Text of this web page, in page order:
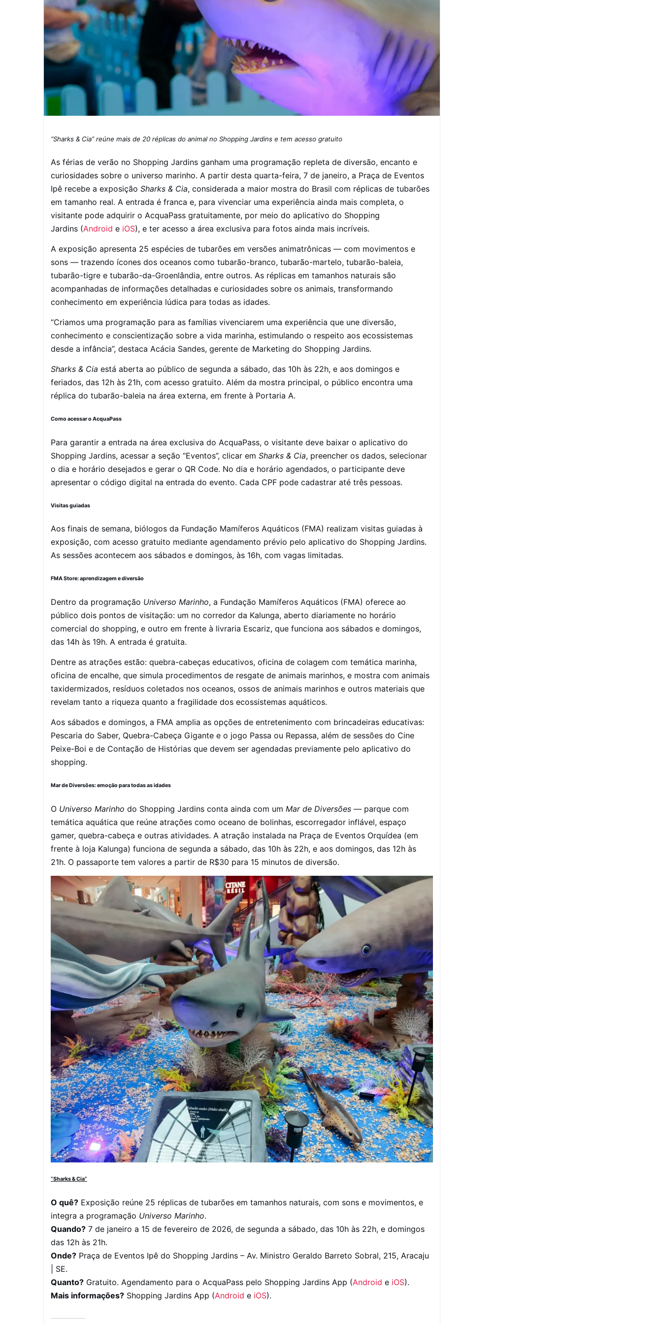
“Sharks & Cia” reúne mais de 20 réplicas do animal no Shopping Jardins e tem acesso gratuito
As férias de verão no Shopping Jardins ganham uma programação repleta de diversão, encanto e
curiosidades sobre o universo marinho. A partir desta quarta-feira, 7 de janeiro, a Praça de Eventos
Ipê recebe a exposição Sharks & Cia, considerada a maior mostra do Brasil com réplicas de tubarões
em tamanho real. A entrada é franca e, para vivenciar uma experiência ainda mais completa, o
visitante pode adquirir o AcquaPass gratuitamente, por meio do aplicativo do Shopping
Jardins (Android e iOS), e ter acesso a área exclusiva para fotos ainda mais incríveis.
A exposição apresenta 25 espécies de tubarões em versões animatrônicas — com movimentos e
sons — trazendo ícones dos oceanos como tubarão-branco, tubarão-martelo, tubarão-baleia,
tubarão-tigre e tubarão-da-Groenlândia, entre outros. As réplicas em tamanhos naturais são
acompanhadas de informações detalhadas e curiosidades sobre os animais, transformando
conhecimento em experiência lúdica para todas as idades.
“Criamos uma programação para as famílias vivenciarem uma experiência que une diversão,
conhecimento e conscientização sobre a vida marinha, estimulando o respeito aos ecossistemas
desde a infância”, destaca Acácia Sandes, gerente de Marketing do Shopping Jardins.
Sharks & Cia está aberta ao público de segunda a sábado, das 10h às 22h, e aos domingos e
feriados, das 12h às 21h, com acesso gratuito. Além da mostra principal, o público encontra uma
réplica do tubarão-baleia na área externa, em frente à Portaria A.
Como acessar o AcquaPass
Para garantir a entrada na área exclusiva do AcquaPass, o visitante deve baixar o aplicativo do
Shopping Jardins, acessar a seção “Eventos”, clicar em Sharks & Cia, preencher os dados, selecionar
o dia e horário desejados e gerar o QR Code. No dia e horário agendados, o participante deve
apresentar o código digital na entrada do evento. Cada CPF pode cadastrar até três pessoas.
Visitas guiadas
Aos finais de semana, biólogos da Fundação Mamíferos Aquáticos (FMA) realizam visitas guiadas à
exposição, com acesso gratuito mediante agendamento prévio pelo aplicativo do Shopping Jardins.
As sessões acontecem aos sábados e domingos, às 16h, com vagas limitadas.
FMA Store: aprendizagem e diversão
Dentro da programação Universo Marinho, a Fundação Mamíferos Aquáticos (FMA) oferece ao
público dois pontos de visitação: um no corredor da Kalunga, aberto diariamente no horário
comercial do shopping, e outro em frente à livraria Escariz, que funciona aos sábados e domingos,
das 14h às 19h. A entrada é gratuita.
Dentre as atrações estão: quebra-cabeças educativos, oficina de colagem com temática marinha,
oficina de encalhe, que simula procedimentos de resgate de animais marinhos, e mostra com animais
taxidermizados, resíduos coletados nos oceanos, ossos de animais marinhos e outros materiais que
revelam tanto a riqueza quanto a fragilidade dos ecossistemas aquáticos.
Aos sábados e domingos, a FMA amplia as opções de entretenimento com brincadeiras educativas:
Pescaria do Saber, Quebra-Cabeça Gigante e o jogo Passa ou Repassa, além de sessões do Cine
Peixe-Boi e de Contação de Histórias que devem ser agendadas previamente pelo aplicativo do
shopping.
Mar de Diversões: emoção para todas as idades
O Universo Marinho do Shopping Jardins conta ainda com um Mar de Diversões — parque com
temática aquática que reúne atrações como oceano de bolinhas, escorregador inflável, espaço
gamer, quebra-cabeça e outras atividades. A atração instalada na Praça de Eventos Orquídea (em
frente à loja Kalunga) funciona de segunda a sábado, das 10h às 22h, e aos domingos, das 12h às
21h. O passaporte tem valores a partir de R$30 para 15 minutos de diversão.
“Sharks & Cia”
O quê? Exposição reúne 25 réplicas de tubarões em tamanhos naturais, com sons e movimentos, e
integra a programação Universo Marinho.
Quando? 7 de janeiro a 15 de fevereiro de 2026, de segunda a sábado, das 10h às 22h, e domingos
das 12h às 21h.
Onde? Praça de Eventos Ipê do Shopping Jardins – Av. Ministro Geraldo Barreto Sobral, 215, Aracaju
| SE.
Quanto? Gratuito. Agendamento para o AcquaPass pelo Shopping Jardins App (Android e iOS).
Mais informações? Shopping Jardins App (Android e iOS).